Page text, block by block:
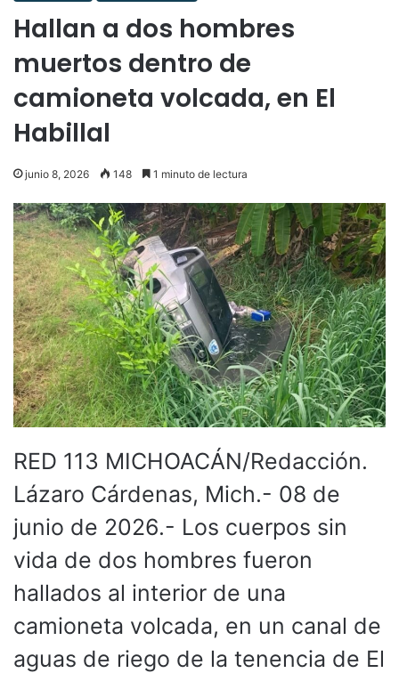
Hallan a dos hombres
muertos dentro de
camioneta volcada, en El
Habillal
junio 8, 2026 148 1 minuto de lectura
RED 113 MICHOACÁN/Redacción.
Lázaro Cárdenas, Mich.- 08 de
junio de 2026.- Los cuerpos sin
vida de dos hombres fueron
hallados al interior de una
camioneta volcada, en un canal de
aguas de riego de la tenencia de El